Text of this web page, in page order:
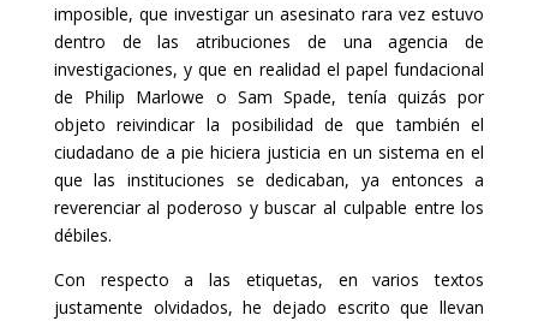
imposible, que investigar un asesinato rara vez estuvo
dentro de las atribuciones de una agencia de
investigaciones, y que en realidad el papel fundacional
de Philip Marlowe o Sam Spade, tenía quizás por
objeto reivindicar la posibilidad de que también el
ciudadano de a pie hiciera justicia en un sistema en el
que las instituciones se dedicaban, ya entonces a
reverenciar al poderoso y buscar al culpable entre los
débiles.
Con respecto a las etiquetas, en varios textos
justamente olvidados, he dejado escrito que llevan